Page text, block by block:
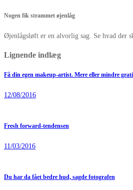
Nogen fik strammet øjenlåg
Øjenlågsløft er en alvorlig sag. Se hvad der
Lignende indlæg
Få din egen makeup-artist. Mere eller mindre
12/08/2016
Fresh forward-tendensen
11/03/2016
Du har da fået bedre hud, sagde fotografen